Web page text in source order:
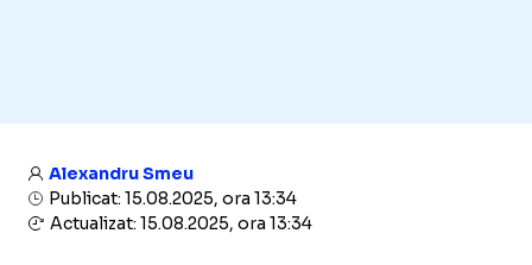
Alexandru Smeu
Publicat: 15.08.2025, ora 13:34
Actualizat: 15.08.2025, ora 13:34